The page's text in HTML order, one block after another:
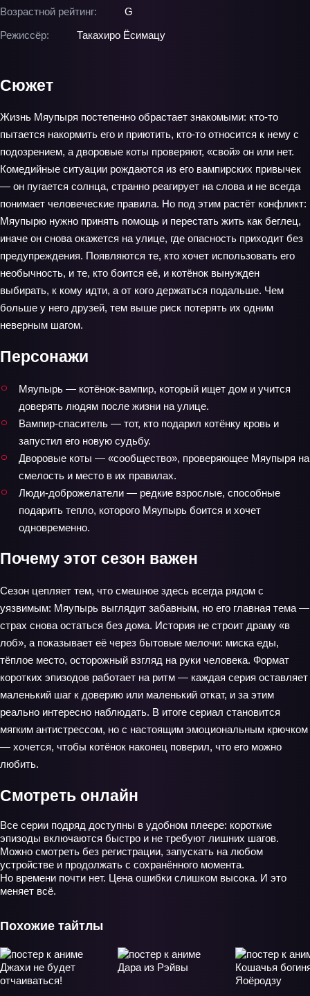
Возрастной рейтинг:
G
Режиссёр:
Такахиро Ёсимацу
Сюжет
Жизнь Мяупыря постепенно обрастает знакомыми: кто-то
пытается накормить его и приютить, кто-то относится к нему с
подозрением, а дворовые коты проверяют, «свой» он или нет.
Комедийные ситуации рождаются из его вампирских привычек
— он пугается солнца, странно реагирует на слова и не всегда
понимает человеческие правила. Но под этим растёт конфликт:
Мяупырю нужно принять помощь и перестать жить как беглец,
иначе он снова окажется на улице, где опасность приходит без
предупреждения. Появляются те, кто хочет использовать его
необычность, и те, кто боится её, и котёнок вынужден
выбирать, к кому идти, а от кого держаться подальше. Чем
больше у него друзей, тем выше риск потерять их одним
неверным шагом.
Персонажи
Мяупырь — котёнок‑вампир, который ищет дом и учится
доверять людям после жизни на улице.
Вампир‑спаситель — тот, кто подарил котёнку кровь и
запустил его новую судьбу.
Дворовые коты — «сообщество», проверяющее Мяупыря на
смелость и место в их правилах.
Люди‑доброжелатели — редкие взрослые, способные
подарить тепло, которого Мяупырь боится и хочет
одновременно.
Почему этот сезон важен
Сезон цепляет тем, что смешное здесь всегда рядом с
уязвимым: Мяупырь выглядит забавным, но его главная тема —
страх снова остаться без дома. История не строит драму «в
лоб», а показывает её через бытовые мелочи: миска еды,
тёплое место, осторожный взгляд на руки человека. Формат
коротких эпизодов работает на ритм — каждая серия оставляет
маленький шаг к доверию или маленький откат, и за этим
реально интересно наблюдать. В итоге сериал становится
мягким антистрессом, но с настоящим эмоциональным крючком
— хочется, чтобы котёнок наконец поверил, что его можно
любить.
Смотреть онлайн
Все серии подряд доступны в удобном плеере: короткие
эпизоды включаются быстро и не требуют лишних шагов.
Можно смотреть без регистрации, запускать на любом
устройстве и продолжать с сохранённого момента.
Но времени почти нет. Цена ошибки слишком высока. И это
меняет всё.
Похожие тайтлы